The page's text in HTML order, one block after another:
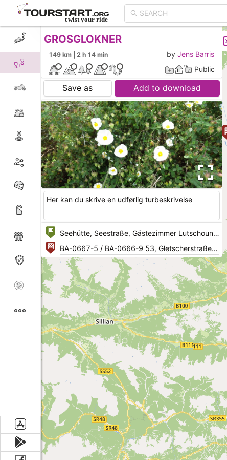
CREATE TOUR
GROSGLOKNER
149 km | 2 h 14 min by Jens Barris
Public
Save as Add to download
Her kan du skrive en udførlig turbeskrivelse